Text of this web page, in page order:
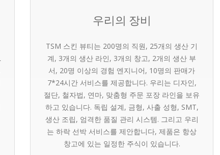
우리의 장비
TSM 스킨 뷰티는 200명의 직원, 25개의 생산 기
계, 3개의 생산 라인, 3개의 창고, 2개의 생산 부
서, 20명 이상의 경험 엔지니어, 10명의 판매가
7*24시간 서비스를 제공합니다. 우리는 디자인,
절단, 철자법, 연마, 맞춤형 주문 포장 라인을 보유
하고 있습니다. 독립 설계, 금형, 사출 성형, SMT,
생산 조립, 엄격한 품질 관리 시스템. 그리고 우리
는 하락 선박 서비스를 제안합니다, 제품은 항상
창고에 있는 일정한 주식이 있습니다.